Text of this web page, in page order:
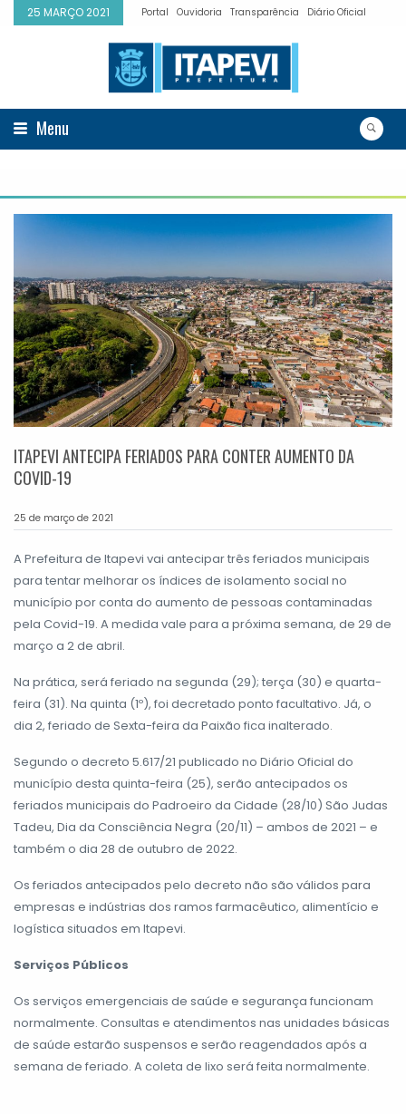
25 MARÇO 2021 Portal Ouvidoria Transparência Diário Oficial
Menu
ITAPEVI ANTECIPA FERIADOS PARA CONTER AUMENTO DA
COVID-19
25 de março de 2021
A Prefeitura de Itapevi vai antecipar três feriados municipais
para tentar melhorar os índices de isolamento social no
município por conta do aumento de pessoas contaminadas
pela Covid-19. A medida vale para a próxima semana, de 29 de
março a 2 de abril.
Na prática, será feriado na segunda (29); terça (30) e quarta-
feira (31). Na quinta (1º), foi decretado ponto facultativo. Já, o
dia 2, feriado de Sexta-feira da Paixão fica inalterado.
Segundo o decreto 5.617/21 publicado no Diário Oficial do
município desta quinta-feira (25), serão antecipados os
feriados municipais do Padroeiro da Cidade (28/10) São Judas
Tadeu, Dia da Consciência Negra (20/11) – ambos de 2021 – e
também o dia 28 de outubro de 2022.
Os feriados antecipados pelo decreto não são válidos para
empresas e indústrias dos ramos farmacêutico, alimentício e
logística situados em Itapevi.
Serviços Públicos
Os serviços emergenciais de saúde e segurança funcionam
normalmente. Consultas e atendimentos nas unidades básicas
de saúde estarão suspensos e serão reagendados após a
semana de feriado. A coleta de lixo será feita normalmente.